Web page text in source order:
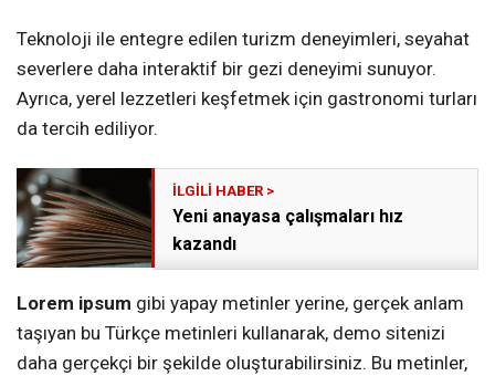
Teknoloji ile entegre edilen turizm deneyimleri, seyahat
severlere daha interaktif bir gezi deneyimi sunuyor.
Ayrıca, yerel lezzetleri keşfetmek için gastronomi turları
da tercih ediliyor.
Yeni anayasa çalışmaları hız
kazandı
Lorem ipsum gibi yapay metinler yerine, gerçek anlam
taşıyan bu Türkçe metinleri kullanarak, demo sitenizi
daha gerçekçi bir şekilde oluşturabilirsiniz. Bu metinler,